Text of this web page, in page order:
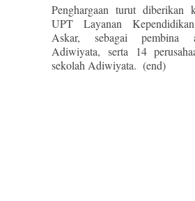
Penghargaan turut diberikan
UPT Layanan
Askar, sebagai pembina
Adiwiyata, serta 14
sekolah Adiwiyata. (end)